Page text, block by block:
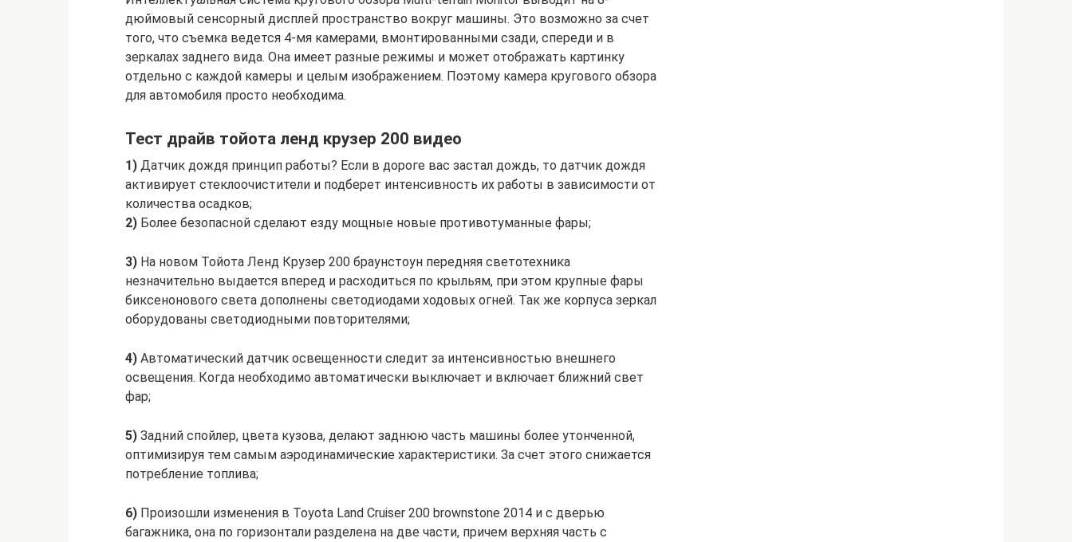
дюймовый сенсорный дисплей пространство вокруг машины. Это возможно за счет
того, что съемка ведется 4-мя камерами, вмонтированными сзади, спереди и в
зеркалах заднего вида. Она имеет разные режимы и может отображать картинку
отдельно с каждой камеры и целым изображением. Поэтому камера кругового обзора
для автомобиля просто необходима.
Тест драйв тойота ленд крузер 200 видео
1) Датчик дождя принцип работы? Если в дороге вас застал дождь, то датчик дождя
активирует стеклоочистители и подберет интенсивность их работы в зависимости от
количества осадков;
2) Более безопасной сделают езду мощные новые противотуманные фары;
3) На новом Тойота Ленд Крузер 200 браунстоун передняя светотехника
незначительно выдается вперед и расходиться по крыльям, при этом крупные фары
биксенонового света дополнены светодиодами ходовых огней. Так же корпуса зеркал
оборудованы светодиодными повторителями;
4) Автоматический датчик освещенности следит за интенсивностью внешнего
освещения. Когда необходимо автоматически выключает и включает ближний свет
фар;
5) Задний спойлер, цвета кузова, делают заднюю часть машины более утонченной,
оптимизируя тем самым аэродинамические характеристики. За счет этого снижается
потребление топлива;
6) Произошли изменения в Toyota Land Cruiser 200 brownstone 2014 и с дверью
багажника, она по горизонтали разделена на две части, причем верхняя часть с